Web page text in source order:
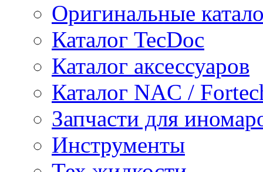
Оригинальные
Каталог TecDoc
Каталог аксессуаров
Каталог NAC /
Запчасти для
Инструменты